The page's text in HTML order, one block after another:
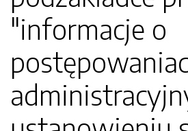
"informacje o